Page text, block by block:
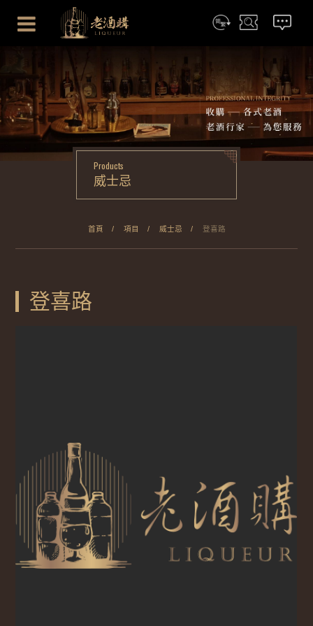
Products
威士忌
首頁 項目 威士忌 登喜路
登喜路